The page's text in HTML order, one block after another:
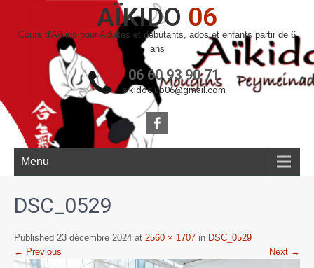
AÏKIDO 06
Cours d'Aïkido pour Adultes et débutants, ados et enfants partir de 6
ans
06 60 93 90 71
aikidoclub06@gmail.com
Menu
DSC_0529
Published 23 décembre 2024 at 2560 × 1707 in DSC_0529
← Previous
Next →